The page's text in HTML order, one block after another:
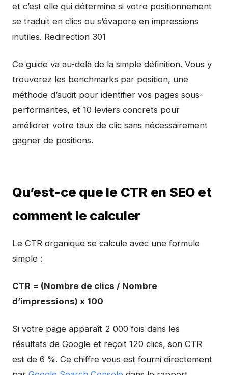
et c’est elle qui détermine si votre positionnement
se traduit en clics ou s’évapore en impressions
inutiles. Redirection 301
Ce guide va au-delà de la simple définition. Vous y
trouverez les benchmarks par position, une
méthode d’audit pour identifier vos pages sous-
performantes, et 10 leviers concrets pour
améliorer votre taux de clic sans nécessairement
gagner de positions.
Qu’est-ce que le CTR en SEO et
comment le calculer
Le CTR organique se calcule avec une formule
simple :
CTR = (Nombre de clics / Nombre
d’impressions) x 100
Si votre page apparaît 2 000 fois dans les
résultats de Google et reçoit 120 clics, son CTR
est de 6 %. Ce chiffre vous est fourni directement